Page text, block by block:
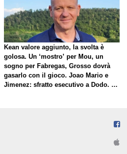
Kean valore aggiunto, la svolta è
golosa. Un ‘mostro’ per Mou, un
sogno per Fabregas, Grosso dovrà
gasarlo con il gioco. Joao Mario e
Jimenez: sfratto esecutivo a Dodo. E